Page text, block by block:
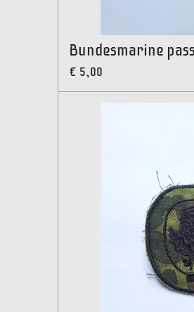
Bundesmarine
€ 5,00